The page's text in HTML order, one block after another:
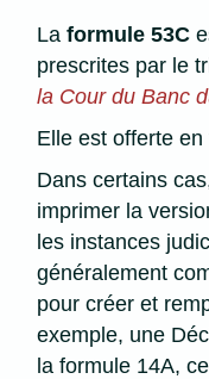
Laformule 53C
prescrites par le
la Cour du Banc
Elle est offerte
Dans certains
imprimer la
les instances
généralement
pour créer et
exemple, une
la formule 14A,